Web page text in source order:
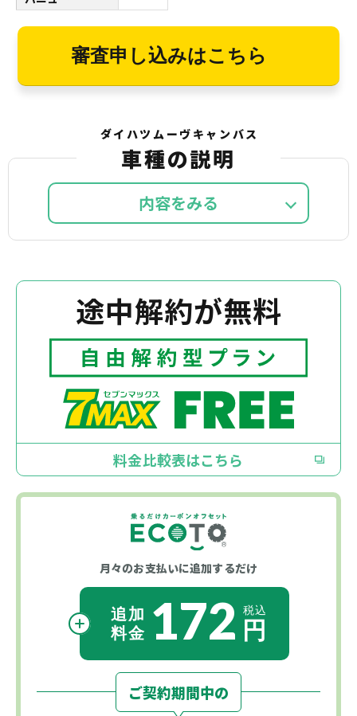
審査申し込みはこちら
ダイハツムーヴキャンバス
車種の説明
内容を
途中解約が無料
料金比較表はこちら
月々のお支払いに追加するだけ
172
ご契約期間中の